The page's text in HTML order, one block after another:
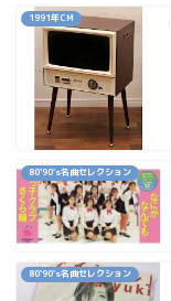
1991年CM
80`90's名曲セレクション
80`90's名曲セレクション